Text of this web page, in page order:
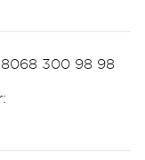
300 98 98